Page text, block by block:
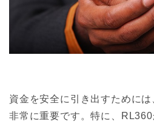
資金を安全に引き出すために
非常に重要です。特に、